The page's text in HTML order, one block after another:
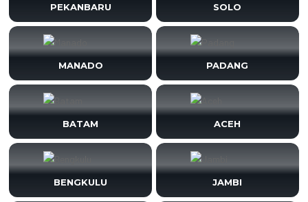
PEKANBARU SOLO
MANADO PADANG
BATAM ACEH
BENGKULU JAMBI